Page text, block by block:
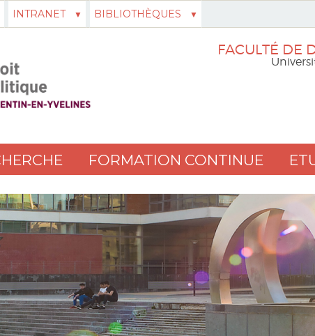
FACULTÉ DE
FORMATION CONTINUE
INTRANET BIBLIOTHÈQUES